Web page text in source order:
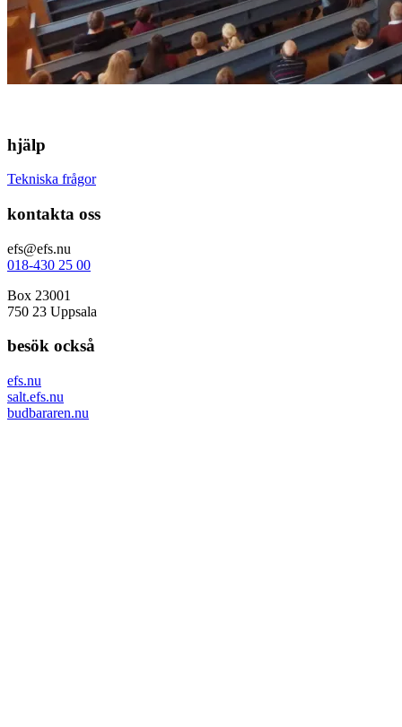
hjälp
Tekniska frågor
kontakta oss
efs@efs.nu
018-430 25 00
Box 23001
750 23 Uppsala
besök också
efs.nu
salt.efs.nu
budbararen.nu